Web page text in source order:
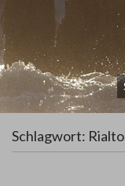
Schlagwort: